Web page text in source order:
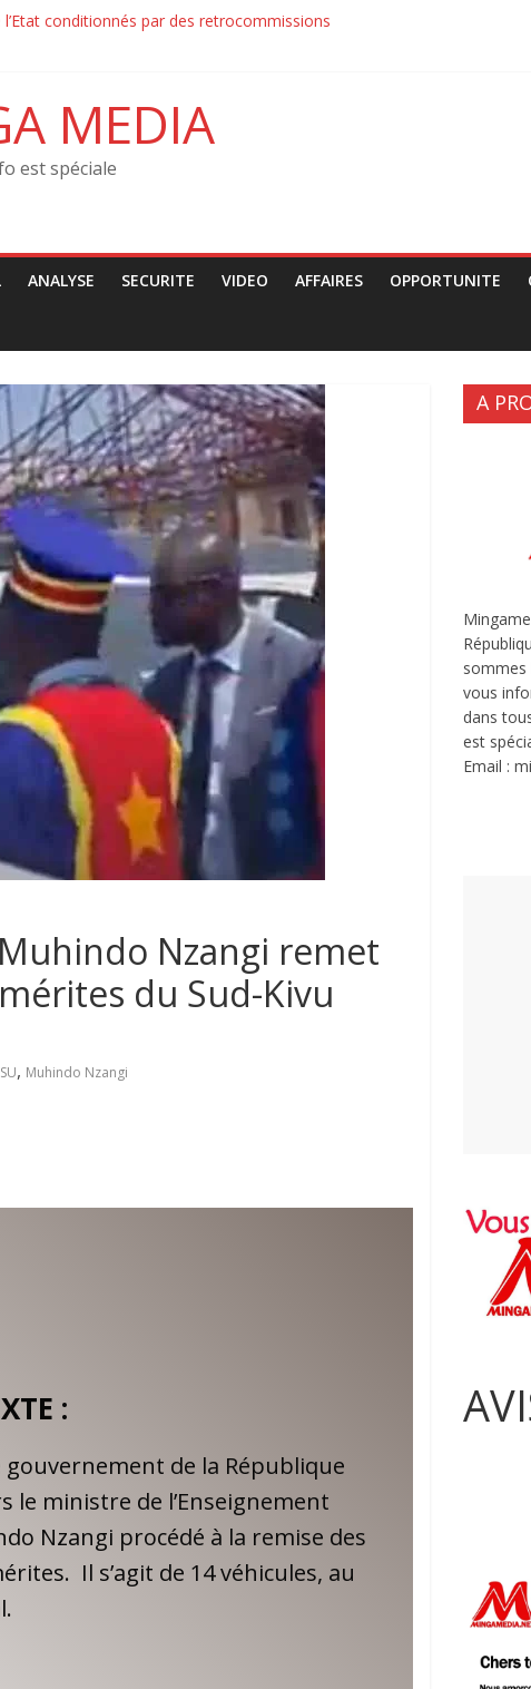
conditionnés par des retrocommissions‎‎
du Progrès et la Police ont échangé des jets de pierre avec les
de John Mbaya tacle la CENCO : « Une ingérence politique
MEDIA
est spéciale
ANALYSE SECURITE VIDEO AFFAIRES OPPORTUNITE
Muhindo Nzangi remet
du Sud-Kivu
, Muhindo Nzangi
:
gouvernement de la République
le ministre de l’Enseignement
Nzangi procédé à la remise des
Il s’agit de 14 véhicules, au
A
sommes
vous
dans
est
Email :